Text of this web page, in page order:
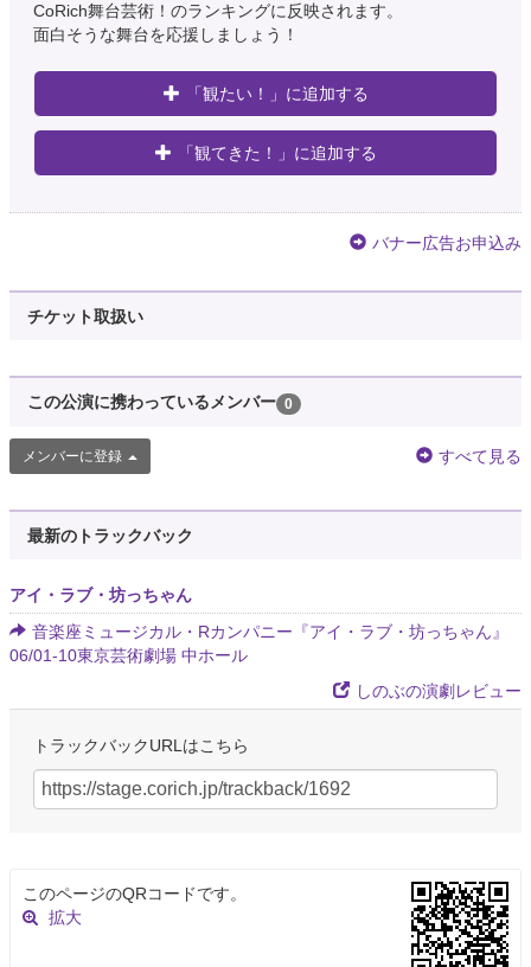
CoRich舞台芸術！のランキングに反映されます。
面白そうな舞台を応援しましょう！
「観たい！」に追加する
「観てきた！」に追加する
バナー広告お申込み
チケット取扱い
この公演に携わっているメンバー 0
メンバーに登録 すべて見る
最新のトラックバック
アイ・ラブ・坊っちゃん
音楽座ミュージカル・Rカンパニー『アイ・ラブ・坊っちゃん』
06/01-10東京芸術劇場 中ホール
しのぶの演劇レビュー
トラックバックURLはこちら
このページのQRコードです。
拡大